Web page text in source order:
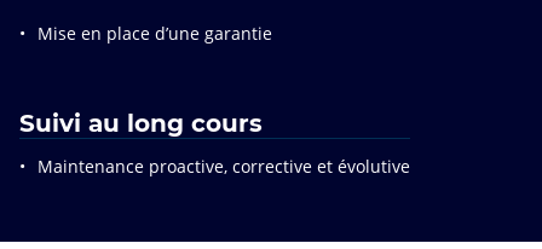
Mise en place d’une garantie
Suivi au long cours
Maintenance proactive, corrective et évolutive